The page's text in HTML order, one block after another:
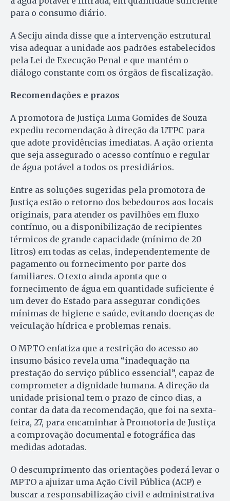
para o consumo diário.
A Seciju ainda disse que a intervenção estrutural
visa adequar a unidade aos padrões estabelecidos
pela Lei de Execução Penal e que mantém o
diálogo constante com os órgãos de fiscalização.
Recomendações e prazos
A promotora de Justiça Luma Gomides de Souza
expediu recomendação à direção da UTPC para
que adote providências imediatas. A ação orienta
que seja assegurado o acesso contínuo e regular
de água potável a todos os presidiários.
Entre as soluções sugeridas pela promotora de
Justiça estão o retorno dos bebedouros aos locais
originais, para atender os pavilhões em fluxo
contínuo, ou a disponibilização de recipientes
térmicos de grande capacidade (mínimo de 20
litros) em todas as celas, independentemente de
pagamento ou fornecimento por parte dos
familiares. O texto ainda aponta que o
fornecimento de água em quantidade suficiente é
um dever do Estado para assegurar condições
mínimas de higiene e saúde, evitando doenças de
veiculação hídrica e problemas renais.
O MPTO enfatiza que a restrição do acesso ao
insumo básico revela uma “inadequação na
prestação do serviço público essencial”, capaz de
comprometer a dignidade humana. A direção da
unidade prisional tem o prazo de cinco dias, a
contar da data da recomendação, que foi na sexta-
feira, 27, para encaminhar à Promotoria de Justiça
a comprovação documental e fotográfica das
medidas adotadas.
O descumprimento das orientações poderá levar o
MPTO a ajuizar uma Ação Civil Pública (ACP) e
buscar a responsabilização civil e administrativa